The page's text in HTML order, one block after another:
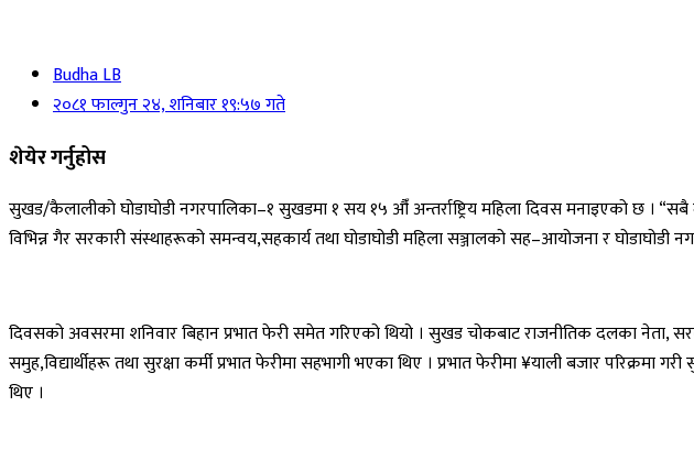
Budha LB
२०८१ फाल्गुन २४, शनिबार १९:५७ गते
शेयेर गर्नुहोस
सुखड/कैलालीको घोडाघोडी नगरपालिका–१ सुखडमा १ सय १५ औँ अन्तर्राष्ट्रिय महिला दिवस मनाइएको छ । “सबै
विभिन्न गैर सरकारी संस्थाहरूको समन्वय,सहकार्य तथा घोडाघोडी महिला सञ्जालको सह–आयोजना र घोडाघोडी
दिवसको अवसरमा शनिवार बिहान प्रभात फेरी समेत गरिएको थियो । सुखड चोकबाट राजनीतिक दलका
समुह,विद्यार्थीहरू तथा सुरक्षा कर्मी प्रभात फेरीमा सहभागी भएका थिए । प्रभात फेरीमा ¥याली बजार
थिए ।